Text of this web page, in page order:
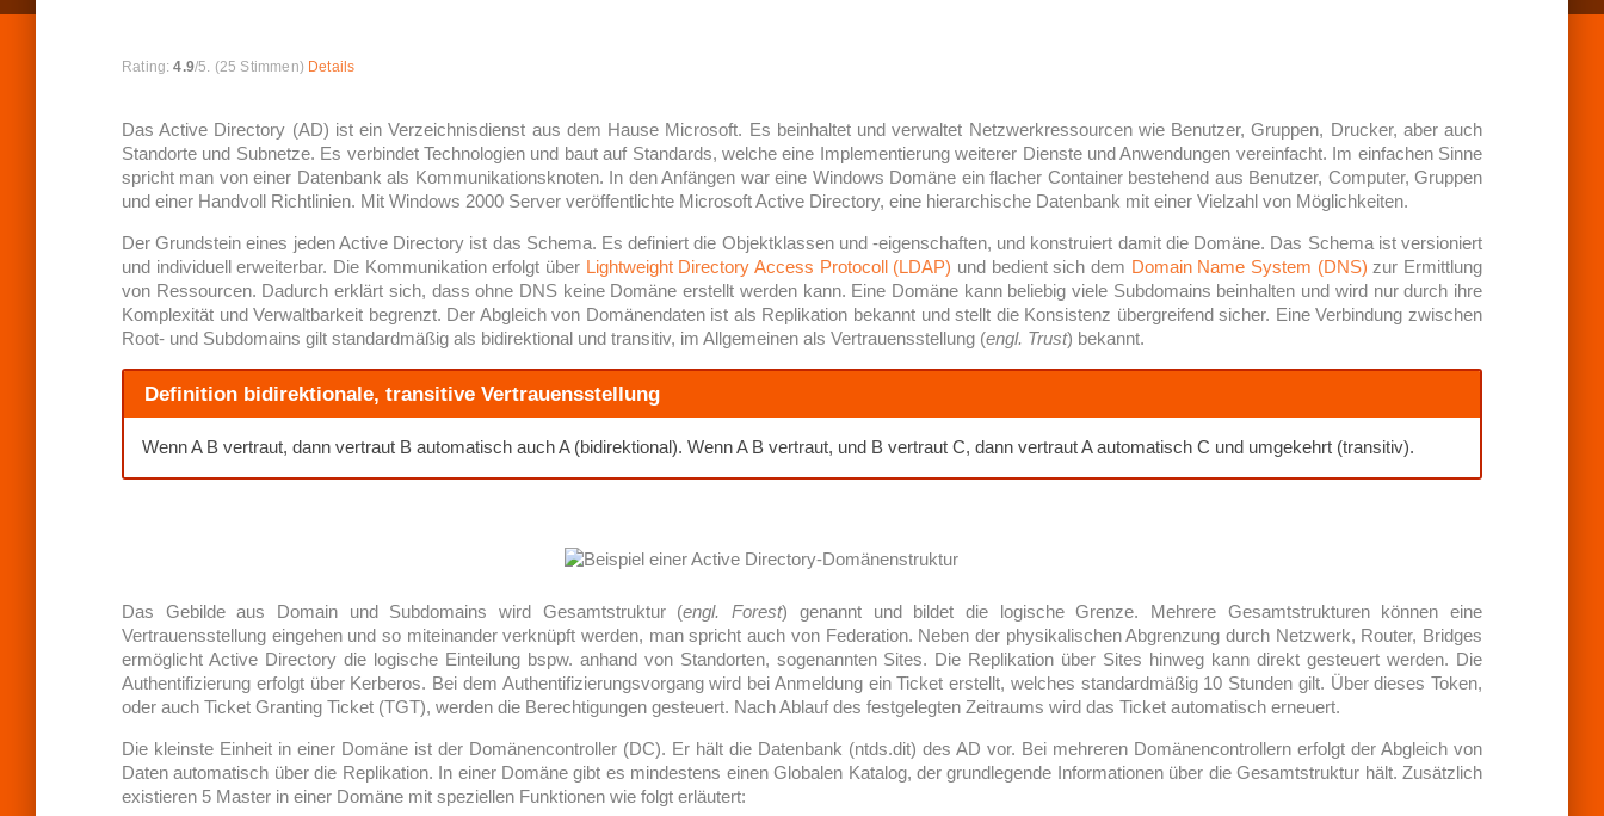
a
t
h
i
s
i
e
:
S
B
I
R
Rating:4.9/5. (25 Stimmen) Details
Das Active Directory (AD) ist ein Verzeichnisdienst aus dem Hause Microsoft. Es beinhaltet und verwaltet Netzwerkressourcen wie Benutzer, Gruppen, Drucker, aber auch
Standorte und Subnetze. Es verbindet Technologien und baut auf Standards, welche eine Implementierung weiterer Dienste und Anwendungen vereinfacht. Im einfachen Sinne
spricht man von einer Datenbank als Kommunikationsknoten. In den Anfängen war eine Windows Domäne ein flacher Container bestehend aus Benutzer, Computer, Gruppen
und einer Handvoll Richtlinien. Mit Windows 2000 Server veröffentlichte Microsoft Active Directory, eine hierarchische Datenbank mit einer Vielzahl von Möglichkeiten.
Der Grundstein eines jeden Active Directory ist das Schema. Es definiert die Objektklassen und -eigenschaften, und konstruiert damit die Domäne. Das Schema ist versioniert
und individuell erweiterbar. Die Kommunikation erfolgt über Lightweight Directory Access Protocoll (LDAP) und bedient sich dem Domain Name System (DNS) zur Ermittlung
von Ressourcen. Dadurch erklärt sich, dass ohne DNS keine Domäne erstellt werden kann. Eine Domäne kann beliebig viele Subdomains beinhalten und wird nur durch ihre
Komplexität und Verwaltbarkeit begrenzt. Der Abgleich von Domänendaten ist als Replikation bekannt und stellt die Konsistenz übergreifend sicher. Eine Verbindung zwischen
Root- und Subdomains gilt standardmäßig als bidirektional und transitiv, im Allgemeinen als Vertrauensstellung (engl. Trust) bekannt.
Definition bidirektionale, transitive Vertrauensstellung
Wenn A B vertraut, dann vertraut B automatisch auch A (bidirektional). Wenn A B vertraut, und B vertraut C, dann vertraut A automatisch C und umgekehrt (transitiv).
Das Gebilde aus Domain und Subdomains wird Gesamtstruktur (engl. Forest) genannt und bildet die logische Grenze. Mehrere Gesamtstrukturen können eine
Vertrauensstellung eingehen und so miteinander verknüpft werden, man spricht auch von Federation. Neben der physikalischen Abgrenzung durch Netzwerk, Router, Bridges
ermöglicht Active Directory die logische Einteilung bspw. anhand von Standorten, sogenannten Sites. Die Replikation über Sites hinweg kann direkt gesteuert werden. Die
Authentifizierung erfolgt über Kerberos. Bei dem Authentifizierungsvorgang wird bei Anmeldung ein Ticket erstellt, welches standardmäßig 10 Stunden gilt. Über dieses Token,
oder auch Ticket Granting Ticket (TGT), werden die Berechtigungen gesteuert. Nach Ablauf des festgelegten Zeitraums wird das Ticket automatisch erneuert.
Die kleinste Einheit in einer Domäne ist der Domänencontroller (DC). Er hält die Datenbank (ntds.dit) des AD vor. Bei mehreren Domänencontrollern erfolgt der Abgleich von
Daten automatisch über die Replikation. In einer Domäne gibt es mindestens einen Globalen Katalog, der grundlegende Informationen über die Gesamtstruktur hält. Zusätzlich
existieren 5 Master in einer Domäne mit speziellen Funktionen wie folgt erläutert: